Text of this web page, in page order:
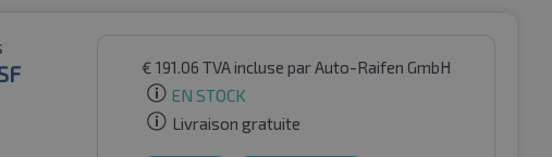
€ 191.06 TVA incluse par Auto-Raifen GmbH
EN STOCK
Livraison gratuite